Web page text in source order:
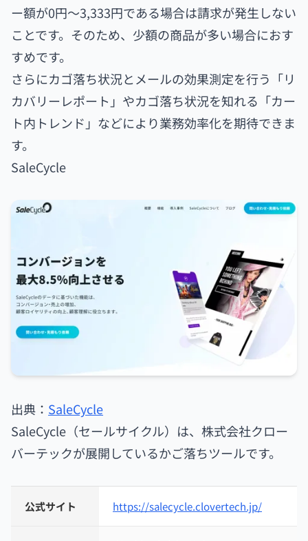
ー額が0円～3,333円である場合は請求が発生しない
ことです。そのため、少額の商品が多い場合におす
すめです。
さらにカゴ落ち状況とメールの効果測定を行う「リ
カバリーレポート」やカゴ落ち状況を知れる「カー
ト内トレンド」などにより業務効率化を期待できま
す。
SaleCycle
出典： SaleCycle
SaleCycle（セールサイクル）は、株式会社クロー
バーテックが展開しているかご落ちツールです。
公式サイト https://salecycle.clovertech.jp/